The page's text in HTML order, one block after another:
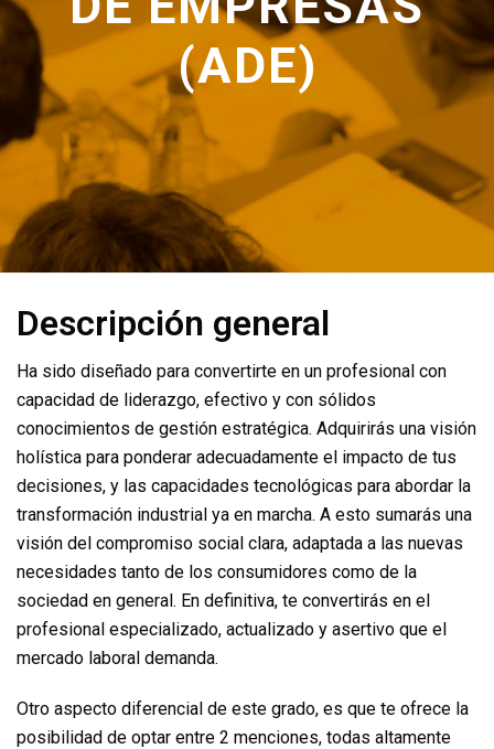
(ADE)
Descripción general
Ha sido diseñado para convertirte en un profesional con
capacidad de liderazgo, efectivo y con sólidos
conocimientos de gestión estratégica. Adquirirás una visión
holística para ponderar adecuadamente el impacto de tus
decisiones, y las capacidades tecnológicas para abordar la
transformación industrial ya en marcha. A esto sumarás una
visión del compromiso social clara, adaptada a las nuevas
necesidades tanto de los consumidores como de la
sociedad en general. En definitiva, te convertirás en el
profesional especializado, actualizado y asertivo que el
mercado laboral demanda.
Otro aspecto diferencial de este grado, es que te ofrece la
posibilidad de optar entre 2 menciones, todas altamente